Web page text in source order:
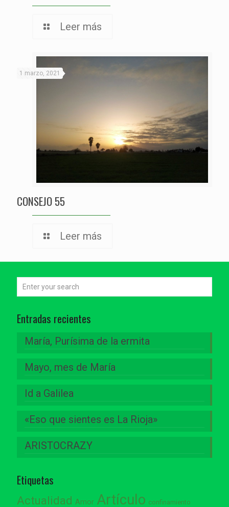
Leer más
1 marzo, 2021
CONSEJO 55
Leer más
Entradas recientes
María, Purísima de la ermita
Mayo, mes de María
Id a Galilea
«Eso que sientes es La Rioja»
ARISTOCRAZY
Etiquetas
Actualidad Amor Artículo confinamiento